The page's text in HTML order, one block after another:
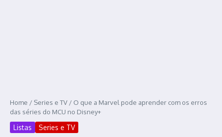
Home / Series e TV / O que a Marvel pode aprender com os erros
das séries do MCU no Disney+
Listas Series e TV